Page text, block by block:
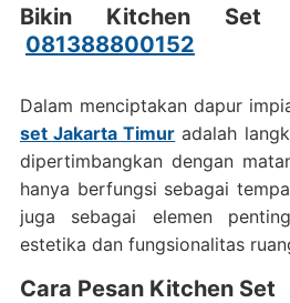
Bikin Kitchen Set
081388800152
Dalam menciptakan dapur
set Jakarta Timur adalah
dipertimbangkan dengan
hanya berfungsi sebagai
juga sebagai elemen
estetika dan fungsionalitas
Cara Pesan Kitchen Set